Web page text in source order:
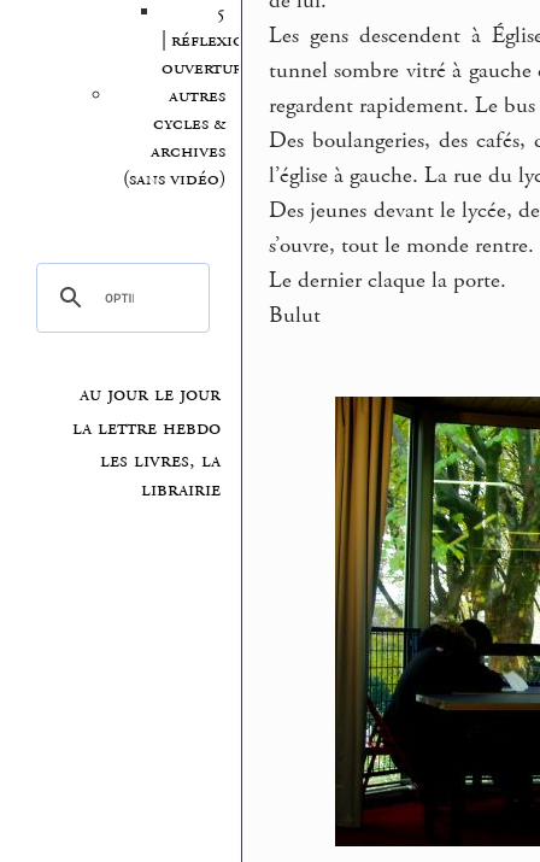
5
| réflexion,
ouvertures
autres
cycles &
archives
(sans vidéo)
au jour le jour
la lettre hebdo
les livres, la
librairie
Les gens descendent à
tunnel sombre vitré à
regardent rapidement. Le
Des boulangeries, des
l’église à gauche. La rue du
Des jeunes devant le lycée,
s’ouvre, tout le monde rentre.
Le dernier claque la porte.
Bulut